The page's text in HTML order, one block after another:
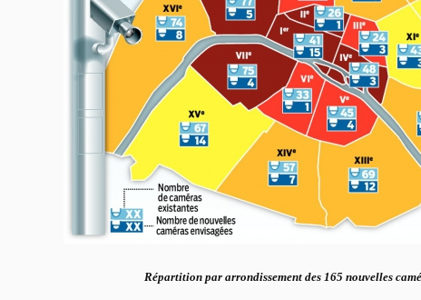
Répartition par arrondissement des 165 nouvelles